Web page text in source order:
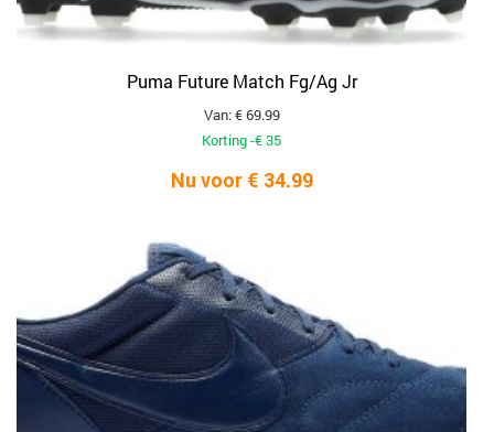
Puma Future Match Fg/Ag Jr
Van: € 69.99
Korting -€ 35
Nu voor € 34.99